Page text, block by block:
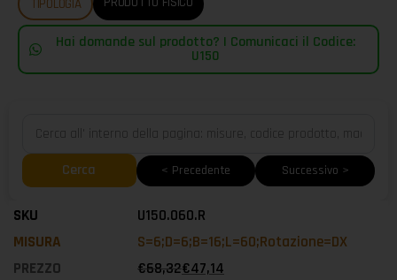
TIPOLOGIA
Hai domande sul prodotto? | Comunicaci il Codice:
U150
Cerca < Precedente Successivo >
U150.060.R
S=6;D=6;B=16;L=60;Rotazione=DX
€68,32€47,14